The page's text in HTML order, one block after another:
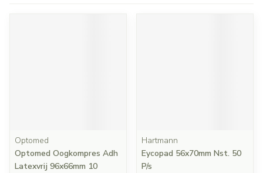
Optomed
Optomed Oogkompres Adh
Latexvrij 96x66mm 10
Hartmann
Eycopad 56x70mm Nst. 50
P/s